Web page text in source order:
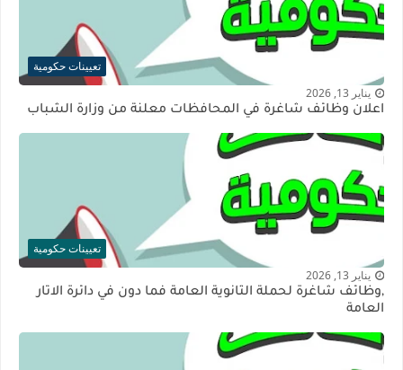
تعيينات حكومية
يناير 13, 2026
اعلان وظائف شاغرة في المحافظات معلنة من وزارة الشباب
تعيينات حكومية
يناير 13, 2026
,وظائف شاغرة لحملة الثانوية العامة فما دون في دائرة الاثار
العامة